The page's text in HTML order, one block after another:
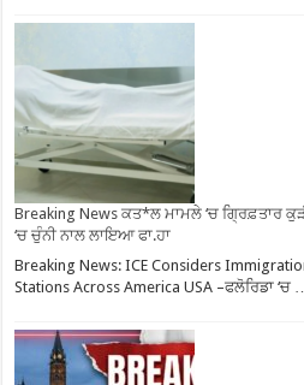
Breaking News ਕਤ*ਲ ਮਾਮਲੇ ‘ਚ ਗ੍ਰਿਫ਼ਤਾਰ
‘ਚ ਚੁੰਨੀ ਨਾਲ ਲਾਇਆ ਫਾ.ਹਾ
Breaking News: ICE Considers
Stations Across America USA –ਫਲੋਰਿਡਾ ‘ਚ …